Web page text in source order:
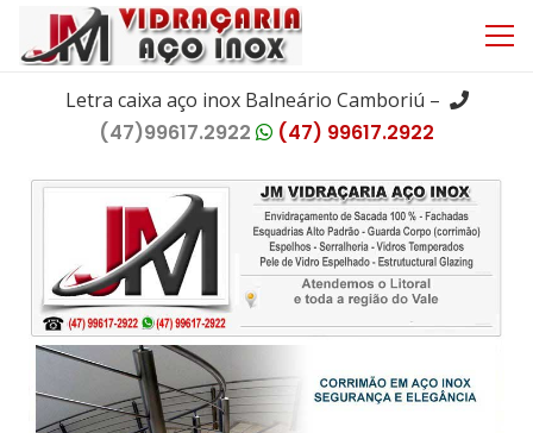
Letra caixa aço inox Balneário Camboriú –
(47)99617.2922 (47) 99617.2922